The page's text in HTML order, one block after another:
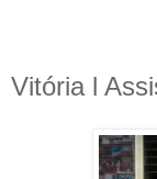
Vitória l